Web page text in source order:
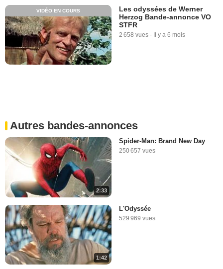
VIDÉO EN COURS
Les odyssées de Werner
Herzog Bande-annonce VO
STFR
2 658 vues - Il y a 6 mois
Autres bandes-annonces
2:33
Spider-Man: Brand New Day
250 657 vues
1:42
L'Odyssée
529 969 vues